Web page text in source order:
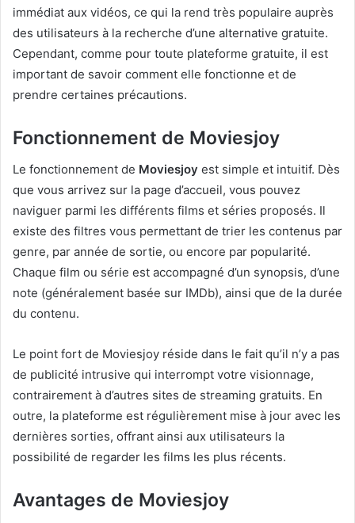
immédiat aux vidéos, ce qui la rend très populaire auprès
des utilisateurs à la recherche d’une alternative gratuite.
Cependant, comme pour toute plateforme gratuite, il est
important de savoir comment elle fonctionne et de
prendre certaines précautions.
Fonctionnement de Moviesjoy
Le fonctionnement de Moviesjoy est simple et intuitif. Dès
que vous arrivez sur la page d’accueil, vous pouvez
naviguer parmi les différents films et séries proposés. Il
existe des filtres vous permettant de trier les contenus par
genre, par année de sortie, ou encore par popularité.
Chaque film ou série est accompagné d’un synopsis, d’une
note (généralement basée sur IMDb), ainsi que de la durée
du contenu.
Le point fort de Moviesjoy réside dans le fait qu’il n’y a pas
de publicité intrusive qui interrompt votre visionnage,
contrairement à d’autres sites de streaming gratuits. En
outre, la plateforme est régulièrement mise à jour avec les
dernières sorties, offrant ainsi aux utilisateurs la
possibilité de regarder les films les plus récents.
Avantages de Moviesjoy